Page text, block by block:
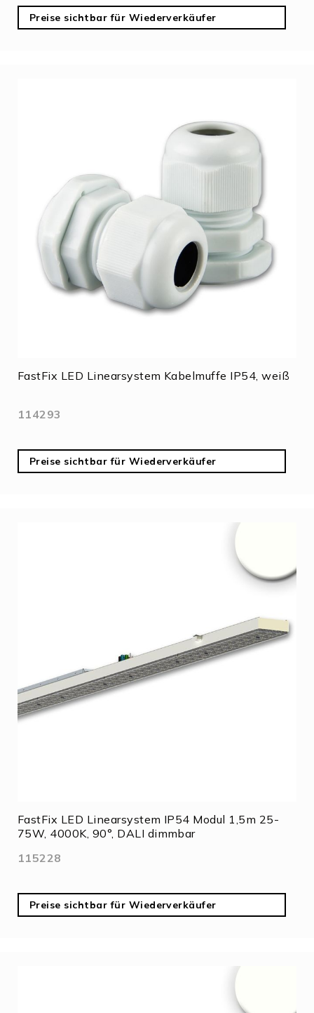
Preise sichtbar für Wiederverkäufer
FastFix LED Linearsystem Kabelmuffe IP54, weiß
114293
Preise sichtbar für Wiederverkäufer
FastFix LED Linearsystem IP54 Modul 1,5m 25-
75W, 4000K, 90°, DALI dimmbar
115228
Preise sichtbar für Wiederverkäufer